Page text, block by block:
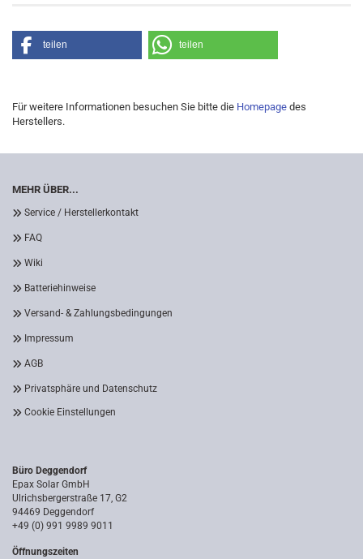
teilen teilen
Für weitere Informationen besuchen Sie bitte die Homepage des
Herstellers.
MEHR ÜBER...
Service / Herstellerkontakt
FAQ
Wiki
Batteriehinweise
Versand- & Zahlungsbedingungen
Impressum
AGB
Privatsphäre und Datenschutz
Cookie Einstellungen
Büro Deggendorf
Epax Solar GmbH
Ulrichsbergerstraße 17, G2
94469 Deggendorf
+49 (0) 991 9989 9011
Öffnungszeiten